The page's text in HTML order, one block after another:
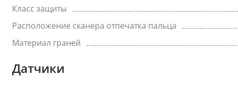
Класс защиты
Расположение сканера отпечатка пальца
Материал граней
Датчики